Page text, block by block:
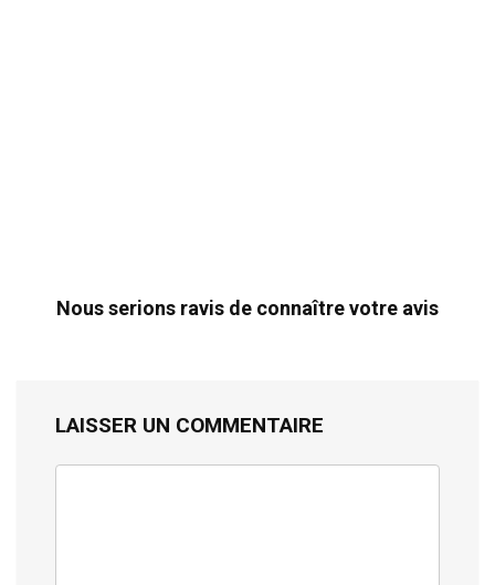
Nous serions ravis de connaître votre avis
LAISSER UN COMMENTAIRE